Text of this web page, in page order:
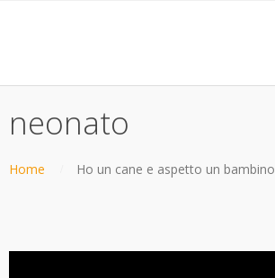
neonato
Home Ho un cane e aspetto un bambino